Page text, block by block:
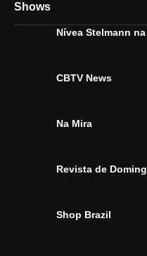
Shows
Nívea Stelmann
CBTV News
Na Mira
Revista de
Shop Brazil